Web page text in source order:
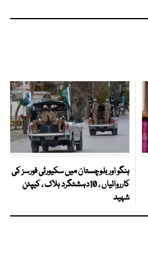
ہنگو اور بلوچستان میں سکیورٹی فورسز کی
کارروائیاں ، 10دہشتگرد ہلاک ، کیپٹن
شہید